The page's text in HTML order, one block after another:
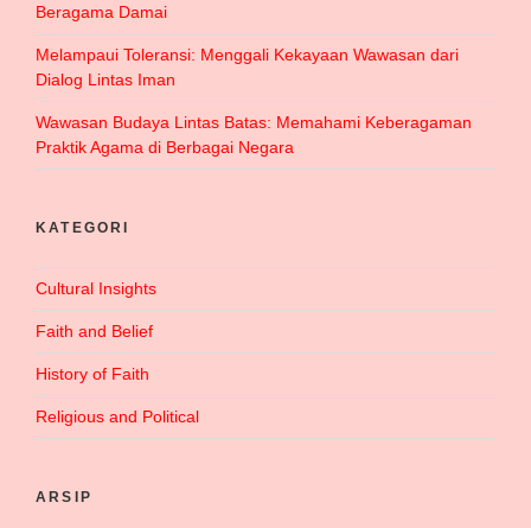
Beragama Damai
Melampaui Toleransi: Menggali Kekayaan Wawasan dari
Dialog Lintas Iman
Wawasan Budaya Lintas Batas: Memahami Keberagaman
Praktik Agama di Berbagai Negara
KATEGORI
Cultural Insights
Faith and Belief
History of Faith
Religious and Political
ARSIP